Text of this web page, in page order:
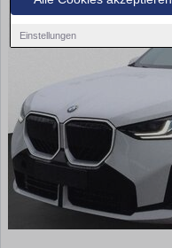
Einstellungen